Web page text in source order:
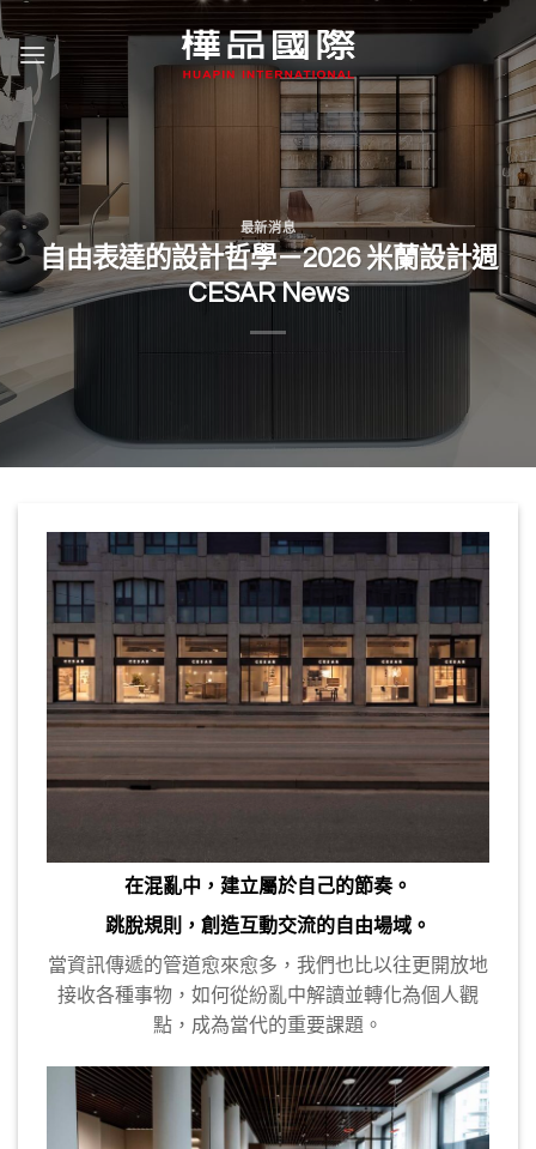
Skip
to
content
最新消息
自由表達的設計哲學－2026 米蘭設計週
CESAR News
在混亂中，建立屬於自己的節奏。
跳脫規則，創造互動交流的自由場域。
當資訊傳遞的管道愈來愈多，我們也比以往更開放地
接收各種事物，如何從紛亂中解讀並轉化為個人觀
點，成為當代的重要課題。